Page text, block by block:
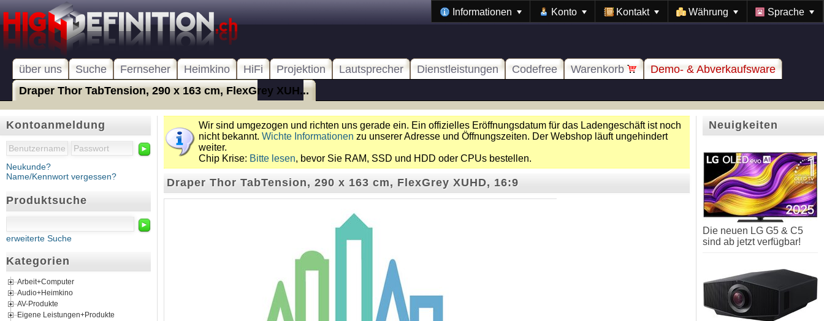
Informationen Konto Kontakt Währung Sprache
über uns Suche Fernseher Heimkino HiFi Projektion Lautsprecher Dienstleistungen Codefree Warenkorb
Demo- & Abverkaufsware
Draper Thor TabTension, 290 x 163 cm, FlexGrey XUH...
Kontoanmeldung
►
Neukunde?
Name/Kennwort vergessen?
Produktsuche
►
erweiterte Suche
Kategorien
Arbeit+Computer
Audio+Heimkino
AV-Produkte
Eigene Leistungen+Produkte
Wir sind umgezogen und richten uns gerade ein. Ein offizielles Eröffnungsdatum für das Ladengeschäft ist noch
nicht bekannt. Wichte Informationen zu unserer Adresse und Öffnungszeiten. Der Webshop läuft ungehindert
weiter.
Chip Krise: Bitte lesen, bevor Sie RAM, SSD und HDD oder CPUs bestellen.
Draper Thor TabTension, 290 x 163 cm, FlexGrey XUHD, 16:9
Neuigkeiten
Die neuen LG G5 & C5
sind ab jetzt verfügbar!